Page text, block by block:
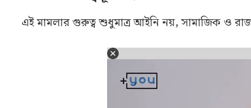
এই মামলার গুরুত্ব শুধুমাত্র আইনি নয়, সামাজিক ও